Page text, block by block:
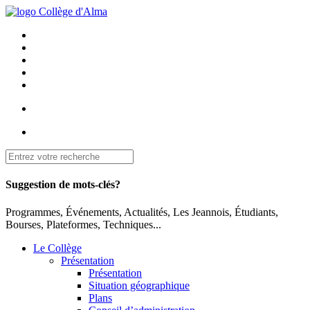
Suggestion de mots-clés?
Programmes, Événements, Actualités, Les Jeannois, Étudiants,
Bourses, Plateformes, Techniques...
Le Collège
Présentation
Présentation
Situation géographique
Plans